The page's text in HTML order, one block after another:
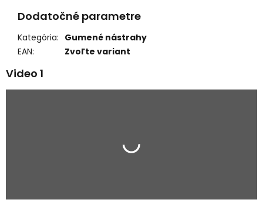
Dodatočné parametre
Kategória: Gumené nástrahy
EAN: Zvoľte variant
Video 1